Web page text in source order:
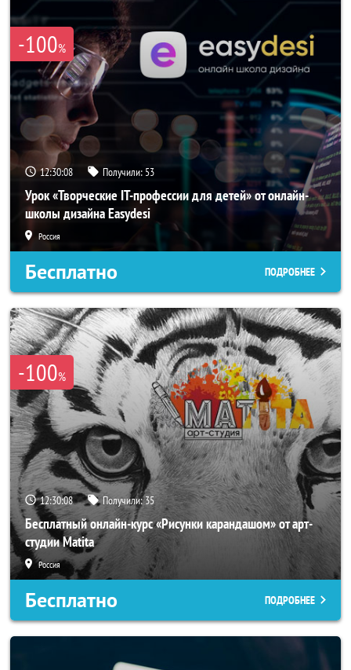
-100%
12:30:05 Получили: 53
Урок «Творческие IT-профессии для детей» от онлайн-
школы дизайна Easydesi
Россия
Бесплатно ПОДРОБНЕЕ
-100%
12:30:05 Получили:35
Бесплатный онлайн-курс «Рисунки карандашом» от арт-
студии Matita
Россия
Бесплатно ПОДРОБНЕЕ